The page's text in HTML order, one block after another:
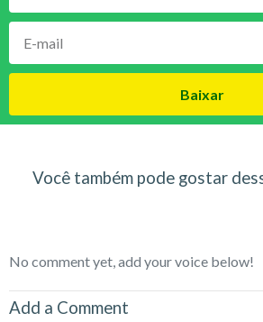
Baixar
Você também pode gostar
No comment yet, add your voice below!
Add a Comment